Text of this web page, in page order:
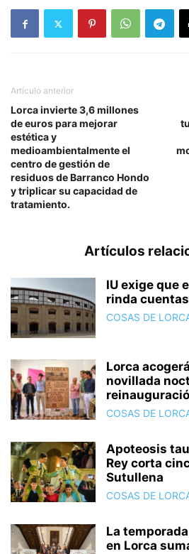
Artículo anterior
Lorca invierte 3,6 millones
de euros para mejorar
estética y
medioambientalmente el
centro de gestión de
residuos de Barranco Hondo
y triplicar su capacidad de
tratamiento.
Artículos
IU exige que
rinda
COSAS DE
Lorca
novillada
COSAS DE
Apoteosis
Rey corta
Sutullena
COSAS DE
La
en Lorca